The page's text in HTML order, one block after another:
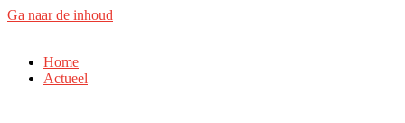
Ga naar de inhoud
Home
Actueel